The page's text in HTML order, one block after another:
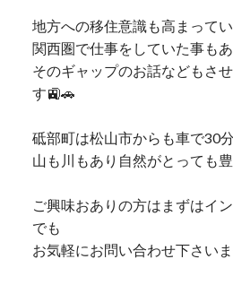
地方への移住意識も高まって
関西圏で仕事をしていた事もあ
そのギャップのお話などもさ
す🚉🚗
砥部町は松山市からも車で30
山も川もあり自然がとっても豊
ご興味おありの方はまずはイ
でも
お気軽にお問い合わせ下さい